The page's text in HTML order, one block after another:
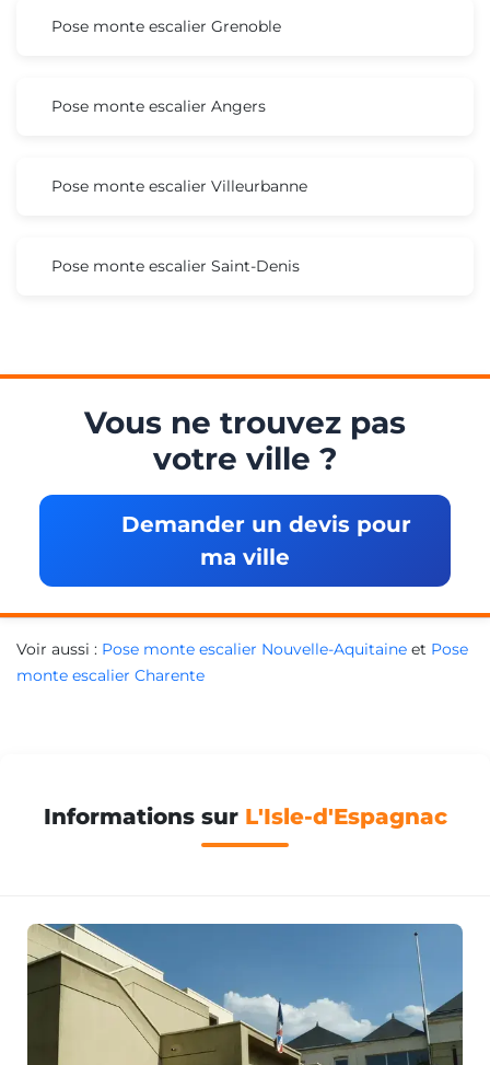
Pose monte escalier Grenoble
Pose monte escalier Angers
Pose monte escalier Villeurbanne
Pose monte escalier Saint-Denis
Vous ne trouvez pas
votre ville ?
Demander un devis pour
ma ville
Voir aussi : Pose monte escalier Nouvelle-Aquitaine et Pose
monte escalier Charente
Informations sur L'Isle-d'Espagnac